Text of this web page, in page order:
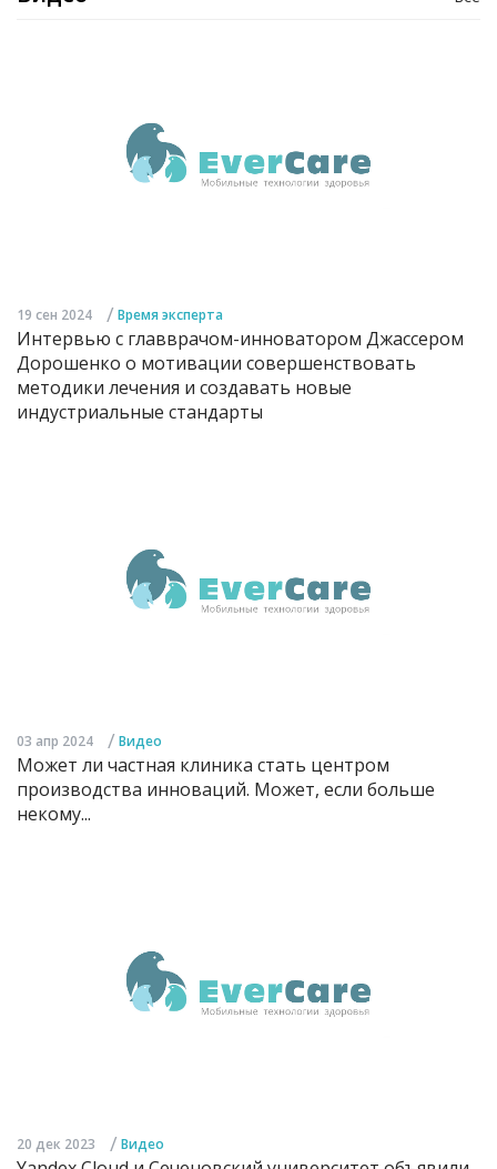
19 сен 2024 / Время эксперта
Интервью с главврачом-инноватором Джассером
Дорошенко о мотивации совершенствовать
методики лечения и создавать новые
индустриальные стандарты
03 апр 2024 / Видео
Может ли частная клиника стать центром
производства инноваций. Может, если больше
некому...
20 дек 2023 / Видео